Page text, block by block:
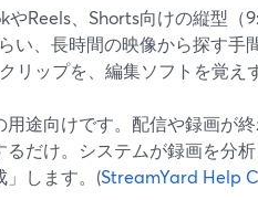
Reels、Shorts向けの縦型（
い、長時間の映像から探す手
リップを、編集ソフトを覚え
途向けです。配信や録画が
だけ。システムが録画を分
」します。(StreamYard Help